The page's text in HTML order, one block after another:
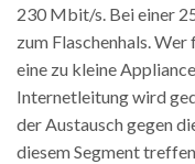
230 Mbit/s. Bei einer
zum Flaschenhals.
eine zu kleine
Internetleitung wird
der Austausch gegen
diesem Segment